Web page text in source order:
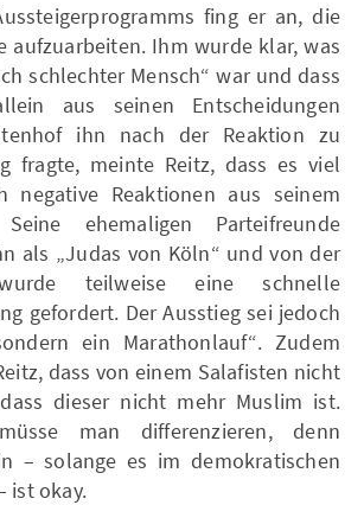
fing er an, die
aufzuarbeiten. Ihm wurde klar, was
schlechter Mensch“ war und dass
aus seinen Entscheidungen
ihn nach der Reaktion zu
fragte, meinte Reitz, dass es viel
negative Reaktionen aus seinem
ehemaligen Parteifreunde
als „Judas von Köln“ und von der
teilweise eine schnelle
gefordert. Der Ausstieg sei jedoch
ein Marathonlauf“. Zudem
dass von einem Salafisten nicht
dieser nicht mehr Muslim ist.
man differenzieren, denn
– solange es im demokratischen
ist okay.